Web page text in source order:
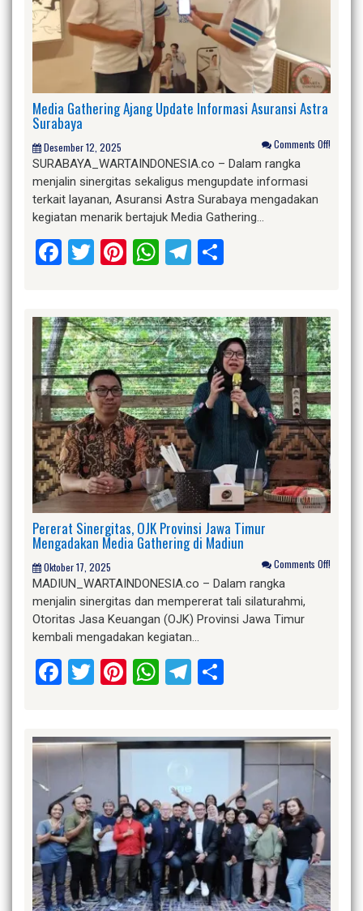
Media Gathering Ajang Update Informasi Asuransi Astra
Surabaya
Desember 12, 2025 Comments Off!
SURABAYA_WARTAINDONESIA.co – Dalam rangka
menjalin sinergitas sekaligus mengupdate informasi
terkait layanan, Asuransi Astra Surabaya mengadakan
kegiatan menarik bertajuk Media Gathering…
Facebook
Twitter
Pinterest
WhatsApp
Telegram
Pererat Sinergitas, OJK Provinsi Jawa Timur
Mengadakan Media Gathering di Madiun
Oktober 17, 2025 Comments Off!
MADIUN_WARTAINDONESIA.co – Dalam rangka
menjalin sinergitas dan mempererat tali silaturahmi,
Otoritas Jasa Keuangan (OJK) Provinsi Jawa Timur
kembali mengadakan kegiatan…
Facebook
Twitter
Pinterest
WhatsApp
Telegram